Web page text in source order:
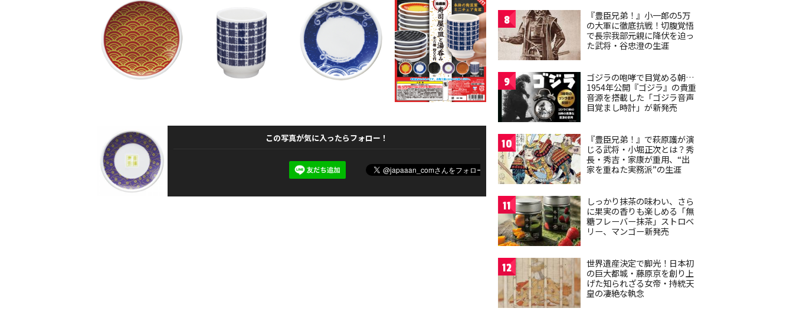
この写真が気に入ったらフォロー！
8
『豊臣兄弟！』小一郎の5万
の大軍に徹底抗戦！切腹覚悟
で長宗我部元親に降伏を迫っ
た武将・谷忠澄の生涯
9
ゴジラの咆哮で目覚める朝…
1954年公開『ゴジラ』の貴重
音源を搭載した「ゴジラ音声
目覚まし時計」が新発売
10
『豊臣兄弟！』で萩原護が演
じる武将・小堀正次とは？秀
長・秀吉・家康が重用、“出
家を重ねた実務派”の生涯
11
しっかり抹茶の味わい、さら
に果実の香りも楽しめる「無
糖フレーバー抹茶」ストロベ
リー、マンゴー新発売
12
世界遺産決定で脚光！日本初
の巨大都城・藤原京を創り上
げた知られざる女帝・持統天
皇の凄絶な執念